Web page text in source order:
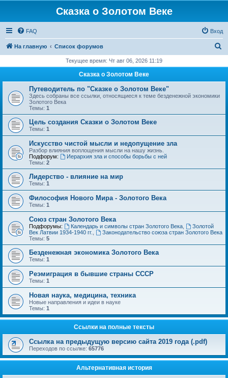
Сказка о Золотом Веке
FAQ Вход
На главную Список форумов
с
Текущее время: Чт авг 06, 2026 11:19
Сказка о Золотом Веке
Путеводитель по "Сказке о Золотом Веке"
Здесь собраны все ссылки, относящиеся к теме безденежной экономики
Золотого Века
Темы: 1
Цель создания Сказки о Золотом Веке
Темы: 1
Искусство чистой мысли и недопущение зла
Разбор влияния воплощения мысли на нашу жизнь.
Подфорум:
Иерархия зла и способы борьбы с ней
Темы: 2
Лидерство - влияние на мир
Темы: 1
Философия Нового Мира - Золотого Века
Темы: 1
Cоюз стран Золотого Века
Подфорумы: Календарь и символы стран Золотого Века,
Золотой
Век Латвии 1934-1940 гг.
Законодательство союза стран Золотого Века
Темы: 5
Безденежная экономика Золотого Века
Темы: 1
Реэмиграция в бывшие страны СССР
Темы: 1
Новая наука, медицина, техника
Новые направления и идеи в науке
Темы: 1
Ссылки на полные тексты
Ссылка на предыдущую версию сайта 2019 года (.pdf)
Переходов по ссылке: 65776
Альтернативная история